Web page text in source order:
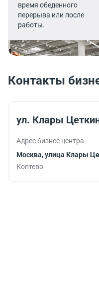
время обеденного
перерыва или после
работы.
Контакты
ул. Клары
Адрес бизнес центра
Москва, улица Клары
Коптево